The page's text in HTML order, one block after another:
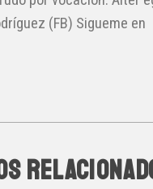
(FB) Sigueme en